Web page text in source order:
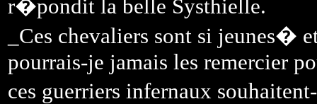
r�pondit la belle Systhielle.
_Ces chevaliers sont si
pourrais-je jamais les remercier
ces guerriers infernaux